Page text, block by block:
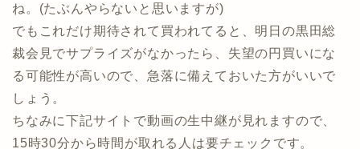
ね。(たぶんやらないと思いますが)
でもこれだけ期待されて買われてると、明日の黒田総
裁会見でサプライズがなかったら、失望の円買いにな
る可能性が高いので、急落に備えておいた方がいいで
しょう。
ちなみに下記サイトで動画の生中継が見れますので、
15時30分から時間が取れる人は要チェックです。